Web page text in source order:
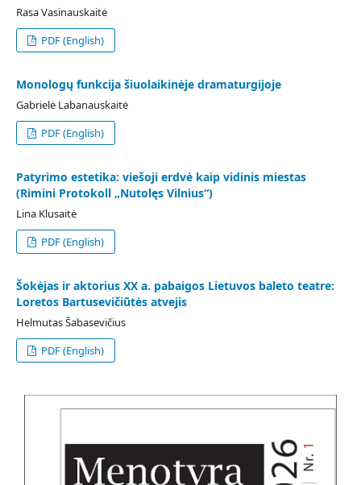
Rasa Vasinauskaitė
PDF (English)
Monologų funkcija šiuolaikinėje dramaturgijoje
Gabrielė Labanauskaitė
PDF (English)
Patyrimo estetika: viešoji erdvė kaip vidinis miestas
(Rimini Protokoll „Nutolęs Vilnius“)
Lina Klusaitė
PDF (English)
Šokėjas ir aktorius XX a. pabaigos Lietuvos baleto teatre:
Loretos Bartusevičiūtės atvejis
Helmutas Šabasevičius
PDF (English)